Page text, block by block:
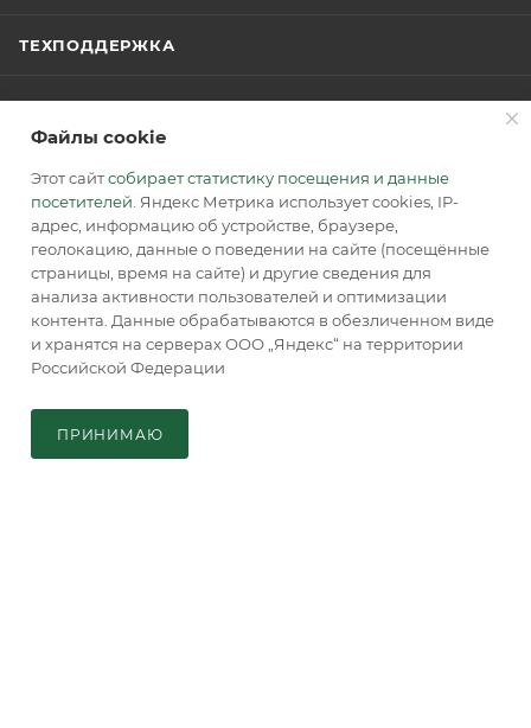
СДЕЛАТЬ ЗАПРОС
ТЕХПОДДЕРЖКА
ОТЗЫВЫ
КОНТАКТЫ
ПОДПИСАТЬСЯ НА РАССЫЛКУ
8 (800) 770-0-415
Файлы cookie
Этот сайтсобирает статистику посещения и данные
посетителей . Яндекс Метрика использует cookies, IP-
адрес, информацию об устройстве, браузере,
геолокацию, данные о поведении на сайте (посещённые
страницы, время на сайте) и другие сведения для
анализа активности пользователей и оптимизации
контента. Данные обрабатываются в обезличенном виде
и хранятся на серверах ООО „Яндекс“ на территории
Российской Федерации
ПРИНИМАЮ
Главная
Кабинет